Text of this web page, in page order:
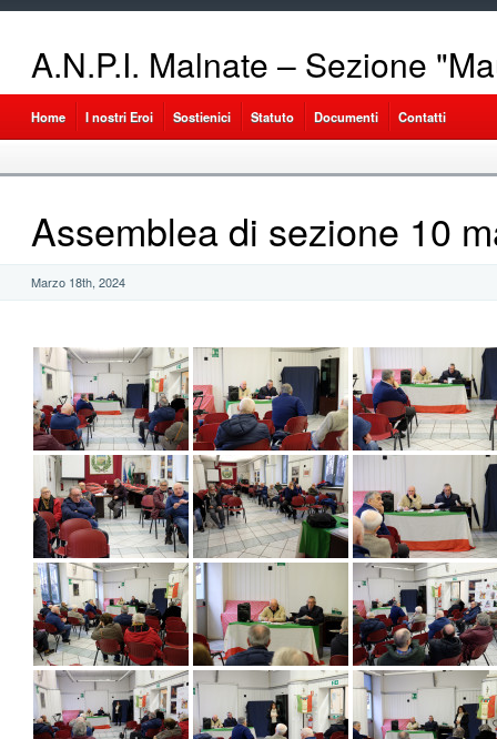
A.N.P.I. Malnate – Sezione
Home I nostri Eroi Sostienici Statuto Documenti Contatti
Assemblea di sezione 10
Marzo 18th, 2024